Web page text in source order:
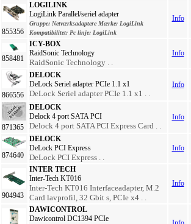
855356
LOGILINK
LogiLink Parallel/seriel adapter
Gruppe: Netværksadaptere Mærke: LogiLink
Kompatibilitet: Pc linje: LogiLink
Info
858481
ICY-BOX
RaidSonic Technology
RaidSonic Technology . .
Info
866556
DELOCK
DeLock Seriel adapter PCIe 1.1 x1
DeLock Seriel adapter PCIe 1.1 x1 . .
Info
871365
DELOCK
Delock 4 port SATA PCI
Delock 4 port SATA PCI Express Card . .
Info
874640
DELOCK
DeLock PCI Express
DeLock PCI Express . .
Info
904943
INTER TECH
Inter-Tech KT016
Inter-Tech KT016 Interfaceadapter, M.2
Card lavprofil, 32 Gbit s, PCIe x4 . .
Info
DAWICONTROL
Dawicontrol DC1394 PCIe